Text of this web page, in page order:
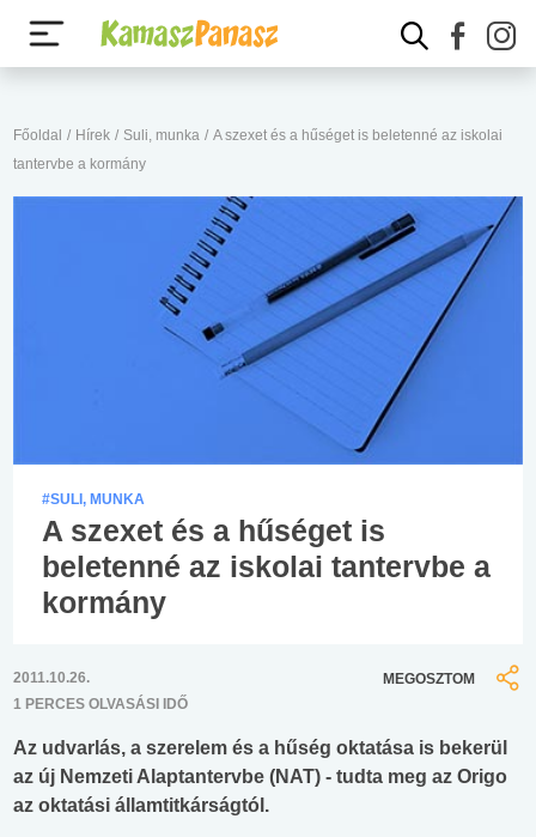
Főoldal / Hírek / Suli, munka / A szexet és a hűséget is beletenné az iskolai
tantervbe a kormány
#SULI, MUNKA
A szexet és a hűséget is
beletenné az iskolai tantervbe a
kormány
2011.10.26.
1 PERCES OLVASÁSI IDŐ
MEGOSZTOM
Az udvarlás, a szerelem és a hűség oktatása is bekerül
az új Nemzeti Alaptantervbe (NAT) - tudta meg az Origo
az oktatási államtitkárságtól.